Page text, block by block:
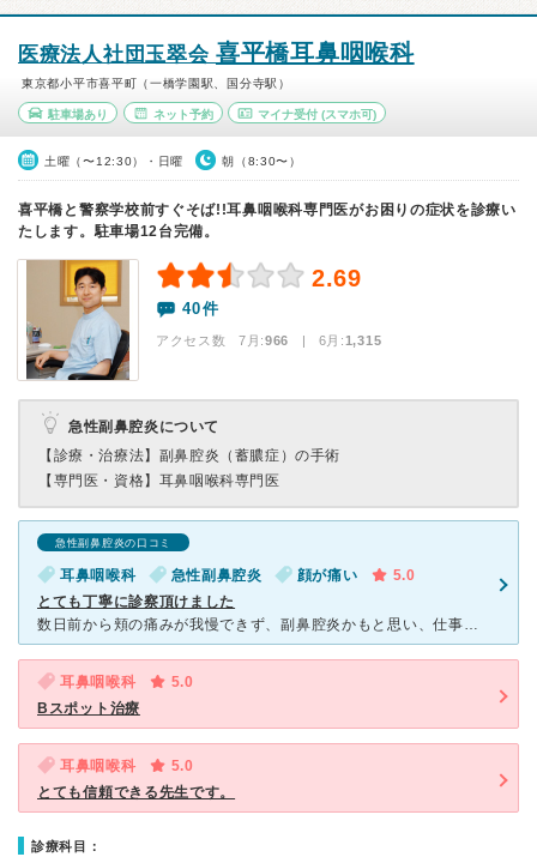
医療法人社団玉翠会 喜平橋耳鼻咽喉科
東京都小平市喜平町（一橋学園駅、国分寺駅）
駐車場あり ネット予約 マイナ受付 (スマホ可)
土曜（〜12:30）・日曜 朝（8:30〜）
喜平橋と警察学校前すぐそば!!耳鼻咽喉科専門医がお困りの症状を診療い
たします。駐車場12台完備。
2.69
40件
アクセス数 7月:966 | 6月:1,315
急性副鼻腔炎について
【診療・治療法】 副鼻腔炎（蓄膿症）の手術
【専門医・資格】 耳鼻咽喉科専門医
急性副鼻腔炎の口コミ
耳鼻咽喉科 急性副鼻腔炎 顔が痛い
5.0
とても丁寧に診察頂けました
数日前から頬の痛みが我慢できず、副鼻腔炎かもと思い、仕事中に伺いました。 いつもは大変混んでいるクリニックのようですが、午前診療終了ギリギリであったので、ほとんど待つことなく診療を受けることができま
耳鼻咽喉科
5.0
Bスポット治療
耳鼻咽喉科
5.0
とても信頼できる先生です。
診療科目：